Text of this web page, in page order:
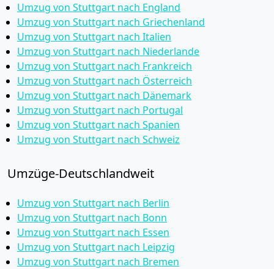
Umzug von Stuttgart nach England
Umzug von Stuttgart nach Griechenland
Umzug von Stuttgart nach Italien
Umzug von Stuttgart nach Niederlande
Umzug von Stuttgart nach Frankreich
Umzug von Stuttgart nach Österreich
Umzug von Stuttgart nach Dänemark
Umzug von Stuttgart nach Portugal
Umzug von Stuttgart nach Spanien
Umzug von Stuttgart nach Schweiz
Umzüge-Deutschlandweit
Umzug von Stuttgart nach Berlin
Umzug von Stuttgart nach Bonn
Umzug von Stuttgart nach Essen
Umzug von Stuttgart nach Leipzig
Umzug von Stuttgart nach Bremen